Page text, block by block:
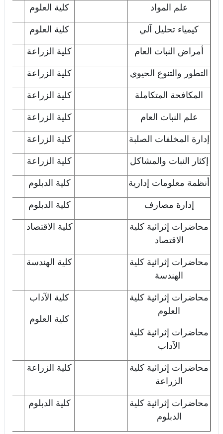
علم المواد كلية العلوم
كيمياء تحليل آلي كلية العلوم
أمراض النبات العام كلية الزراعة
التطور والتنوع الحيوي كلية الزراعة
المكافحة المتكاملة كلية الزراعة
علم النبات العام كلية الزراعة
إدارة المخلفات الصلبة كلية الزراعة
إكثار النبات والمشاكل كلية الزراعة
أنظمة معلومات إدارية كلية الدبلوم
إدارة مصارف كلية الدبلوم
محاضرات إثرائية كلية
الاقتصاد
كلية الاقتصاد
محاضرات إثرائية كلية
الهندسة
كلية الهندسة
محاضرات إثرائية كلية
العلوم
محاضرات إثرائية كلية
الآداب
كلية الآداب
كلية العلوم
محاضرات إثرائية كلية
الزراعة
كلية الزراعة
محاضرات إثرائية كلية
الدبلوم
كلية الدبلوم